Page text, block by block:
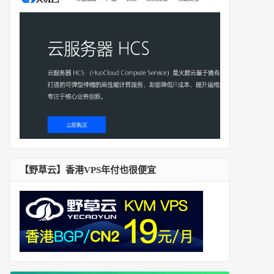
【野草云】香港VPS年付也很便宜